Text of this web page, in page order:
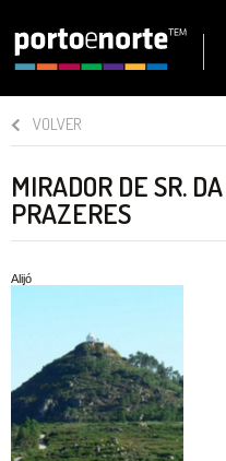
VOLVER
MIRADOR DE SR.
PRAZERES
Alijó